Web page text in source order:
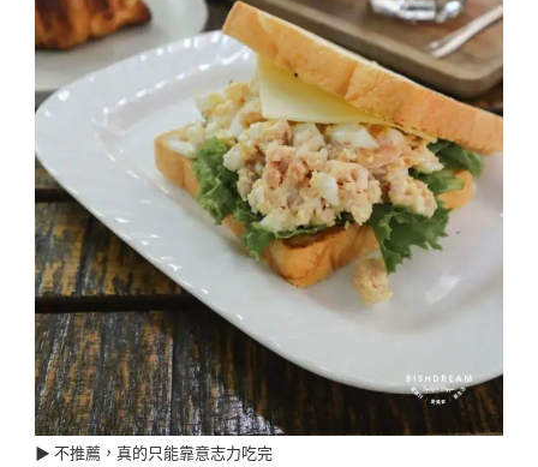
▶︎ 不推薦，真的只能靠意志力吃完